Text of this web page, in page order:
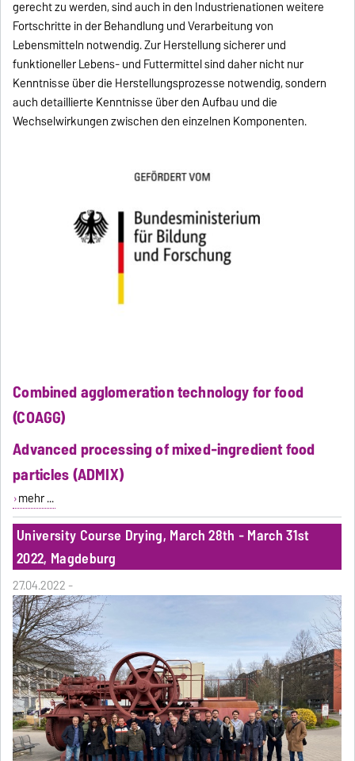
gerecht zu werden, sind auch in den Industrienationen weitere
Fortschritte in der Behandlung und Verarbeitung von
Lebensmitteln notwendig. Zur Herstellung sicherer und
funktioneller Lebens- und Futtermittel sind daher nicht nur
Kenntnisse über die Herstellungsprozesse notwendig, sondern
auch detaillierte Kenntnisse über den Aufbau und die
Wechselwirkungen zwischen den einzelnen Komponenten.
Combined agglomeration technology for food
(COAGG)
Advanced processing of mixed-ingredient food
particles (ADMIX)
mehr ...
University Course Drying, March 28th - March 31st
2022, Magdeburg
27.04.2022 -